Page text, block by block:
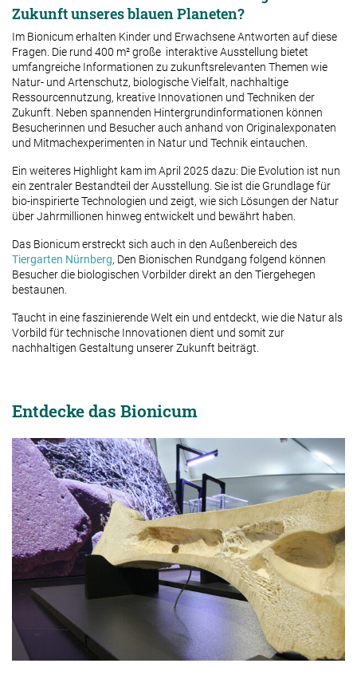
Zukunft unseres blauen Planeten?
Im Bionicum erhalten Kinder und Erwachsene Antworten auf diese
Fragen. Die rund 400 m² große interaktive Ausstellung bietet
umfangreiche Informationen zu zukunftsrelevanten Themen wie
Natur- und Artenschutz, biologische Vielfalt, nachhaltige
Ressourcennutzung, kreative Innovationen und Techniken der
Zukunft. Neben spannenden Hintergrundinformationen können
Besucherinnen und Besucher auch anhand von Originalexponaten
und Mitmachexperimenten in Natur und Technik eintauchen.
Ein weiteres Highlight kam im April 2025 dazu: Die Evolution ist nun
ein zentraler Bestandteil der Ausstellung. Sie ist die Grundlage für
bio-inspirierte Technologien und zeigt, wie sich Lösungen der Natur
über Jahrmillionen hinweg entwickelt und bewährt haben.
Das Bionicum erstreckt sich auch in den Außenbereich des
Tiergarten Nürnberg, Den Bionischen Rundgang folgend können
Besucher die biologischen Vorbilder direkt an den Tiergehegen
bestaunen.
Taucht in eine faszinierende Welt ein und entdeckt, wie die Natur als
Vorbild für technische Innovationen dient und somit zur
nachhaltigen Gestaltung unserer Zukunft beiträgt.
Entdecke das Bionicum